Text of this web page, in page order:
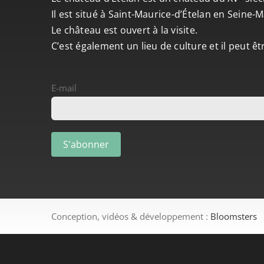
Il est situé à Saint-Maurice-d’Ételan en Seine-
Le château est ouvert à la visite.
C’est également un lieu de culture et il peut
E-mail
Conception, vidéos & développement : Bloomsters